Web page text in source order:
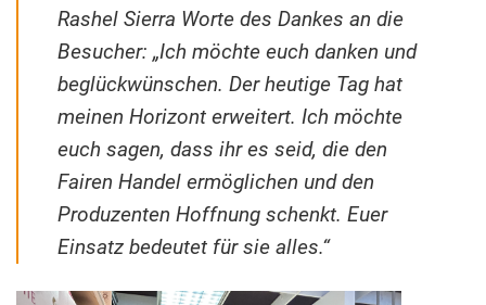
Rashel Sierra Worte des Dankes an die
Besucher: „Ich möchte euch danken und
beglückwünschen. Der heutige Tag hat
meinen Horizont erweitert. Ich möchte
euch sagen, dass ihr es seid, die den
Fairen Handel ermöglichen und den
Produzenten Hoffnung schenkt. Euer
Einsatz bedeutet für sie alles.“